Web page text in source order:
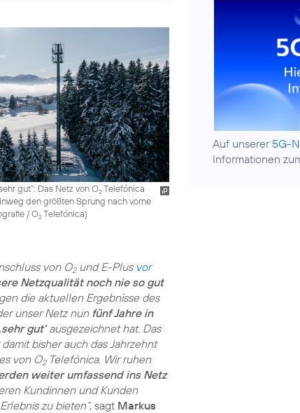
gut“: Das Netz von O2Telefónica
den größten Sprung nach vorne
/ O2Telefónica)
von O2und E-Plus vor
Netzqualität noch nie so gut
die aktuellen Ergebnisse des
unser Netz nunfünf Jahre in
gut‘ausgezeichnet hat. Das
bisher auch das Jahrzehnt
von O2Telefónica. Wir ruhen
weiter umfassend ins Netz
Kundinnen und Kunden
zu bieten“, sagt Markus
Auf unserer 5G-
Informationen